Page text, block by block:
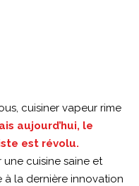
cuisiner vapeur rime
aujourd’hui, le
est révolu.
cuisine saine et
à la dernière innovation